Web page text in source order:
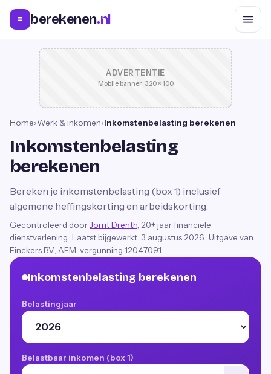
= berekenen.nl
ADVERTENTIE
Mobile banner · 320 × 100
Home›Werk & inkomen›Inkomstenbelasting berekenen
Inkomstenbelasting
berekenen
Bereken je inkomstenbelasting (box 1) inclusief
algemene heffingskorting en arbeidskorting.
Gecontroleerd door Jorrit Drenth , 20+ jaar financiële
dienstverlening · Laatst bijgewerkt: 3 augustus 2026 · Uitgave van
Finckers B.V., AFM-vergunning 12047091
Inkomstenbelasting berekenen
Belastingjaar
Belastbaar inkomen (box 1)